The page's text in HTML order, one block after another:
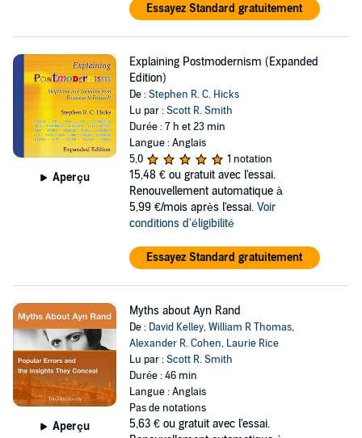
Essayez Standard gratuitement
Aperçu
Explaining Postmodernism (Expanded
Edition)
De :Stephen R. C. Hicks
Lu par :Scott R. Smith
Durée : 7 h et 23 min
Langue : Anglais
5,0
1 notation
15,48 € ou gratuit avec l'essai.
Renouvellement automatique à
5,99 €/mois après l'essai. Voir
conditions d'éligibilité
Essayez Standard gratuitement
Aperçu
Myths about Ayn Rand
De : David Kelley,William R Thomas,
Alexander R. Cohen, Laurie Rice
Lu par :Scott R. Smith
Durée : 46 min
Langue : Anglais
Pas de notations
5,63 € ou gratuit avec l'essai.